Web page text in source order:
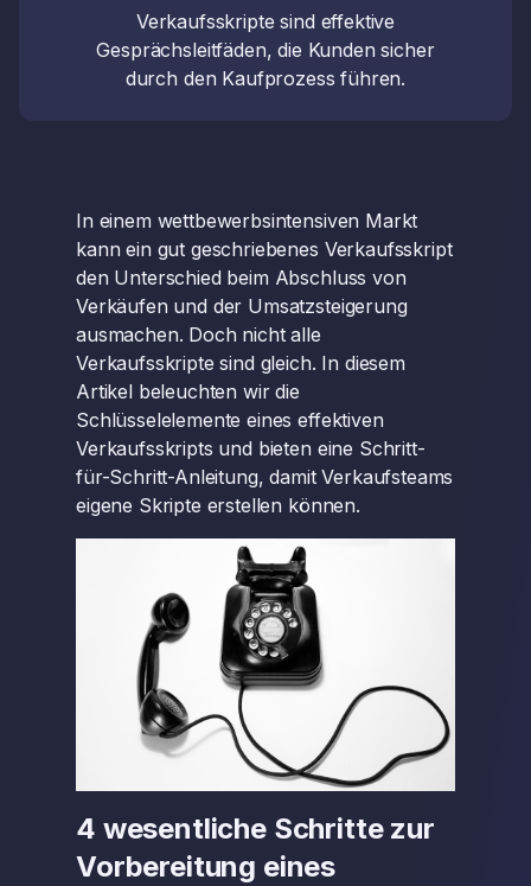
Verkaufsskripte sind effektive
Gesprächsleitfäden, die Kunden sicher
durch den Kaufprozess führen.
In einem wettbewerbsintensiven Markt
kann ein gut geschriebenes Verkaufsskript
den Unterschied beim Abschluss von
Verkäufen und der Umsatzsteigerung
ausmachen. Doch nicht alle
Verkaufsskripte sind gleich. In diesem
Artikel beleuchten wir die
Schlüsselelemente eines effektiven
Verkaufsskripts und bieten eine Schritt-
für-Schritt-Anleitung, damit Verkaufsteams
eigene Skripte erstellen können.
4 wesentliche Schritte zur
Vorbereitung eines